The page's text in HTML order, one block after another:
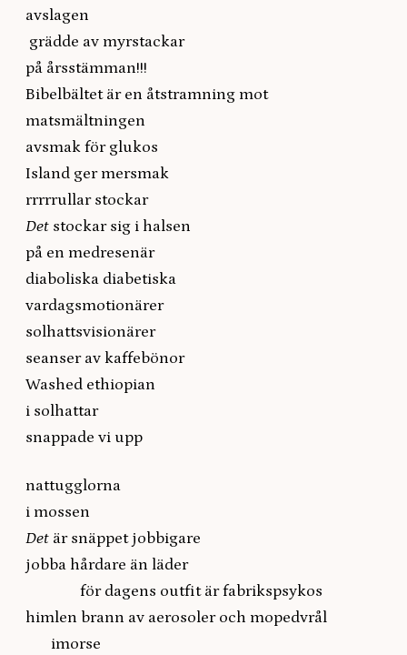
avslagen
grädde av myrstackar
på årsstämman!!!
Bibelbältet är en åtstramning mot
matsmältningen
avsmak för glukos
Island ger mersmak
rrrrrullar stockar
Det stockar sig i halsen
på en medresenär
diaboliska diabetiska
vardagsmotionärer
solhattsvisionärer
seanser av kaffebönor
Washed ethiopian
i solhattar
snappade vi upp
nattugglorna
i mossen
Det är snäppet jobbigare
jobba hårdare än läder
för dagens outfit är fabrikspsykos
himlen brann av aerosoler och mopedvrål
imorse